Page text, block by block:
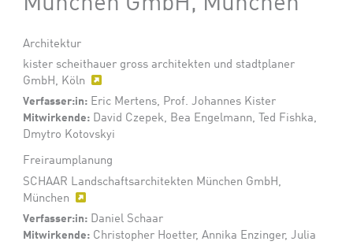
Architektur
kister scheithauer gross architekten und stadtplaner
GmbH, Köln
Verfasser:in: Eric Mertens, Prof. Johannes Kister
Mitwirkende: David Czepek, Bea Engelmann, Ted Fishka,
Dmytro Kotovskyi
Freiraumplanung
SCHAAR Landschaftsarchitekten München GmbH,
München
Verfasser:in: Daniel Schaar
Mitwirkende: Christopher Hoetter, Annika Enzinger, Julia